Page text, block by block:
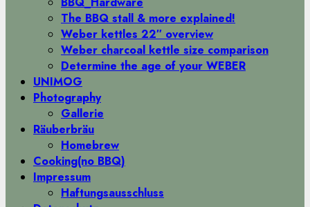
The BBQ stall & more explained!
Weber kettles 22″ overview
Weber charcoal kettle size comparison
Determine the age of your WEBER
UNIMOG
Photography
Gallerie
Räuberbräu
Homebrew
Cooking(no BBQ)
Impressum
Haftungsausschluss